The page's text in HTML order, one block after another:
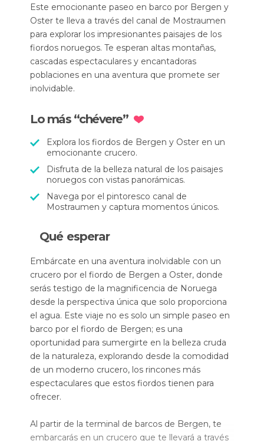
Este emocionante paseo en barco por Bergen y
Oster te lleva a través del canal de Mostraumen
para explorar los impresionantes paisajes de los
fiordos noruegos. Te esperan altas montañas,
cascadas espectaculares y encantadoras
poblaciones en una aventura que promete ser
inolvidable.
Lo más “chévere”
Explora los fiordos de Bergen y Oster en un
emocionante crucero.
Disfruta de la belleza natural de los paisajes
noruegos con vistas panorámicas.
Navega por el pintoresco canal de
Mostraumen y captura momentos únicos.
Qué esperar
Embárcate en una aventura inolvidable con un
crucero por el fiordo de Bergen a Oster, donde
serás testigo de la magnificencia de Noruega
desde la perspectiva única que solo proporciona
el agua. Este viaje no es solo un simple paseo en
barco por el fiordo de Bergen; es una
oportunidad para sumergirte en la belleza cruda
de la naturaleza, explorando desde la comodidad
de un moderno crucero, los rincones más
espectaculares que estos fiordos tienen para
ofrecer.
Al partir de la terminal de barcos de Bergen, te
embarcarás en un crucero que te llevará a través